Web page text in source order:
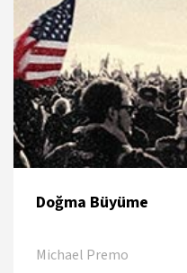
Doğma Büyüme
Michael Premo